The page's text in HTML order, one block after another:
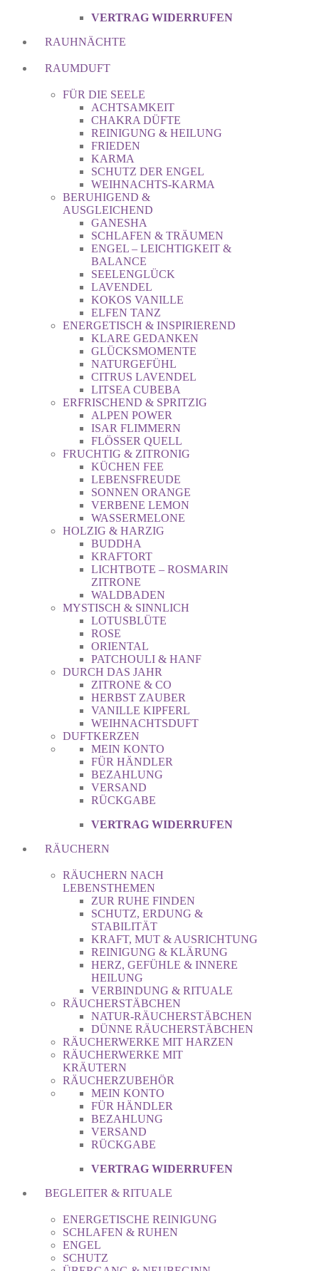
VERTRAG WIDERRUFEN
RAUHNÄCHTE
RAUMDUFT
FÜR DIE SEELE
ACHTSAMKEIT
CHAKRA DÜFTE
REINIGUNG & HEILUNG
FRIEDEN
KARMA
SCHUTZ DER ENGEL
WEIHNACHTS-KARMA
BERUHIGEND &
AUSGLEICHEND
GANESHA
SCHLAFEN & TRÄUMEN
ENGEL – LEICHTIGKEIT &
BALANCE
SEELENGLÜCK
LAVENDEL
KOKOS VANILLE
ELFEN TANZ
ENERGETISCH & INSPIRIEREND
KLARE GEDANKEN
GLÜCKSMOMENTE
NATURGEFÜHL
CITRUS LAVENDEL
LITSEA CUBEBA
ERFRISCHEND & SPRITZIG
ALPEN POWER
ISAR FLIMMERN
FLÖSSER QUELL
FRUCHTIG & ZITRONIG
KÜCHEN FEE
LEBENSFREUDE
SONNEN ORANGE
VERBENE LEMON
WASSERMELONE
HOLZIG & HARZIG
BUDDHA
KRAFTORT
LICHTBOTE – ROSMARIN
ZITRONE
WALDBADEN
MYSTISCH & SINNLICH
LOTUSBLÜTE
ROSE
ORIENTAL
PATCHOULI & HANF
DURCH DAS JAHR
ZITRONE & CO
HERBST ZAUBER
VANILLE KIPFERL
WEIHNACHTSDUFT
DUFTKERZEN
MEIN KONTO
FÜR HÄNDLER
BEZAHLUNG
VERSAND
RÜCKGABE
VERTRAG WIDERRUFEN
RÄUCHERN
RÄUCHERN NACH
LEBENSTHEMEN
ZUR RUHE FINDEN
SCHUTZ, ERDUNG &
STABILITÄT
KRAFT, MUT & AUSRICHTUNG
REINIGUNG & KLÄRUNG
HERZ, GEFÜHLE & INNERE
HEILUNG
VERBINDUNG & RITUALE
RÄUCHERSTÄBCHEN
NATUR-RÄUCHERSTÄBCHEN
DÜNNE RÄUCHERSTÄBCHEN
RÄUCHERWERKE MIT HARZEN
RÄUCHERWERKE MIT
KRÄUTERN
RÄUCHERZUBEHÖR
MEIN KONTO
FÜR HÄNDLER
BEZAHLUNG
VERSAND
RÜCKGABE
VERTRAG WIDERRUFEN
BEGLEITER & RITUALE
ENERGETISCHE REINIGUNG
SCHLAFEN & RUHEN
ENGEL
SCHUTZ